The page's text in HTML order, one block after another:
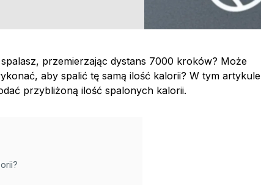
przemierzając dystans 7000 kroków? Może
aby spalić tę samą ilość kalorii? W tym artykule
przybliżoną ilość spalonych kalorii.